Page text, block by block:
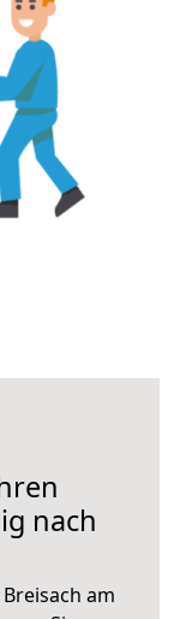
nach
am